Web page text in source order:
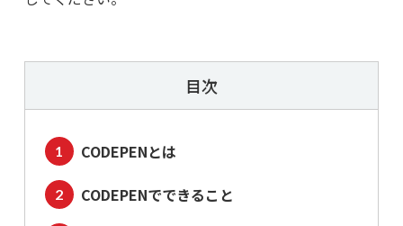
目次
CODEPENとは
CODEPENでできること